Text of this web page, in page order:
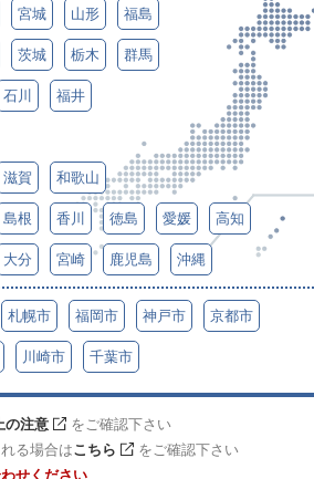
宮城 山形 福島
茨城 栃木 群馬
石川 福井
滋賀 和歌山
島根 香川 徳島 愛媛 高知
大分 宮崎 鹿児島 沖縄
札幌市 福岡市 神戸市 京都市
川崎市 千葉市
の注意
をご確認下さい
る場合はこちら
をご確認下さい
せください